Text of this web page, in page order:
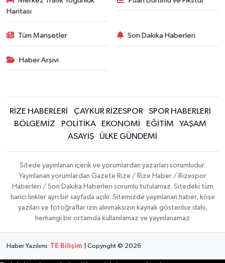
Haritası
Tüm Manşetler Son Dakika Haberleri
Haber Arşivi
RİZE HABERLERİ ÇAYKUR RİZESPOR
SPOR HABERLERİ
BÖLGEMİZ
POLİTİKA EKONOMİ EĞİTİM
YAŞAM
ASAYİŞ
ÜLKE GÜNDEMİ
Sitede yayınlanan içerik ve yorumlardan yazarları sorumludur.
Yayınlanan yorumlardan Gazete Rize / Rize Haber / Rizespor
Haberleri / Son Dakika Haberleri sorumlu tutulamaz. Sitedeki tüm
harici linkler ayrı bir sayfada açılır. Sitemizde yayınlanan haber, köşe
yazıları ve fotoğraflar izin alınmaksızın kaynak gösterilse dahi,
herhangi bir ortamda kullanılamaz ve yayınlanamaz
Haber Yazılımı: TE Bilişim | Copyright © 2026